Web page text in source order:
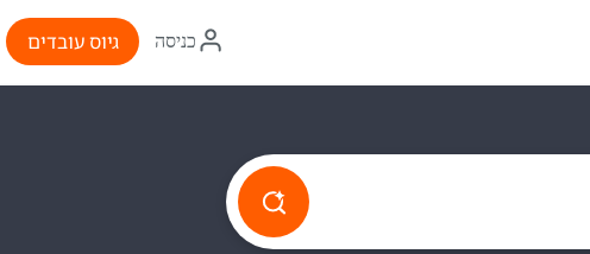
איקון
התחברות
כניסה גיוס עובדים